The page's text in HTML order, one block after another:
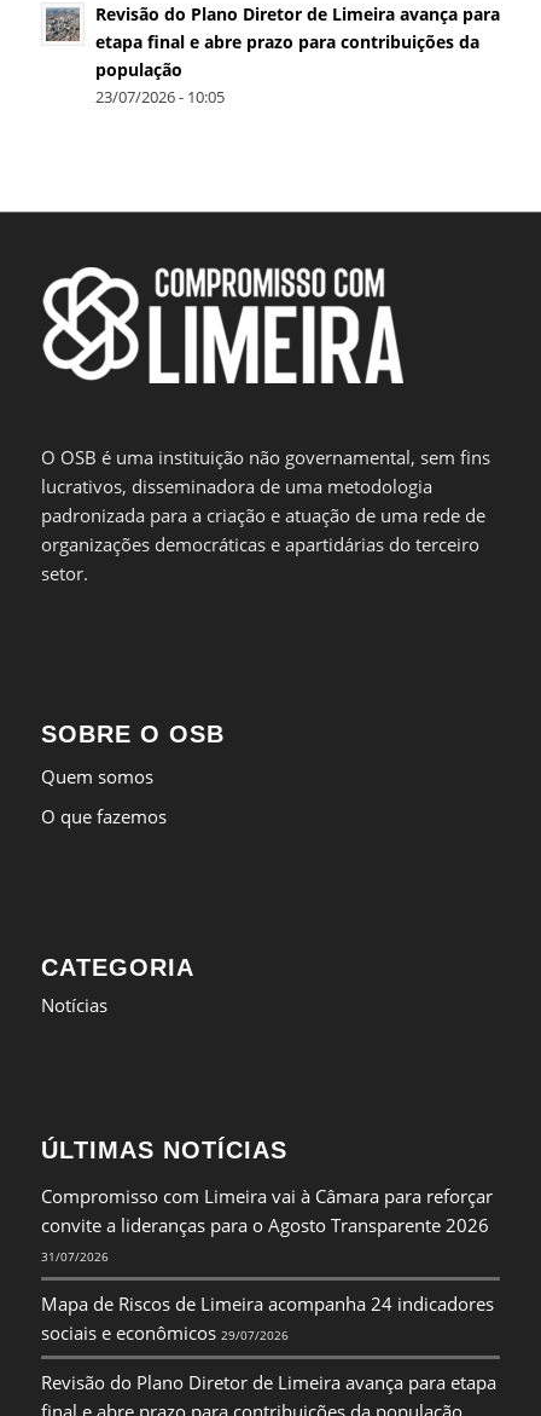
Revisão do Plano Diretor de Limeira avança para
etapa final e abre prazo para contribuições da
população
23/07/2026 - 10:05
O OSB é uma instituição não governamental, sem fins
lucrativos, disseminadora de uma metodologia
padronizada para a criação e atuação de uma rede de
organizações democráticas e apartidárias do terceiro
setor.
SOBRE O OSB
Quem somos
O que fazemos
CATEGORIA
Notícias
ÚLTIMAS NOTÍCIAS
Compromisso com Limeira vai à Câmara para reforçar
convite a lideranças para o Agosto Transparente 2026
31/07/2026
Mapa de Riscos de Limeira acompanha 24 indicadores
sociais e econômicos 29/07/2026
Revisão do Plano Diretor de Limeira avança para etapa
final e abre prazo para contribuições da população